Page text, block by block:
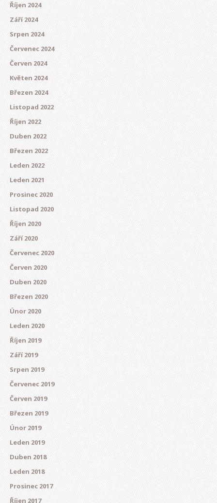
Říjen 2024
Září 2024
Srpen 2024
Červenec 2024
Červen 2024
Květen 2024
Březen 2024
Listopad 2022
Říjen 2022
Duben 2022
Březen 2022
Leden 2022
Leden 2021
Prosinec 2020
Listopad 2020
Říjen 2020
Září 2020
Červenec 2020
Červen 2020
Duben 2020
Březen 2020
Únor 2020
Leden 2020
Říjen 2019
Září 2019
Srpen 2019
Červenec 2019
Červen 2019
Březen 2019
Únor 2019
Leden 2019
Duben 2018
Leden 2018
Prosinec 2017
Říjen 2017